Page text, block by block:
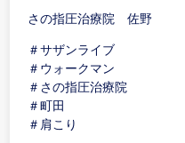
さの指圧治療院 佐野
＃サザンライブ
＃ウォークマン
＃さの指圧治療院
＃町田
＃肩こり